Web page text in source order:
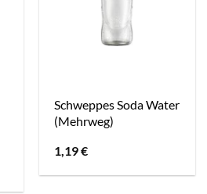
Schweppes Soda Water
(Mehrweg)
1,19€